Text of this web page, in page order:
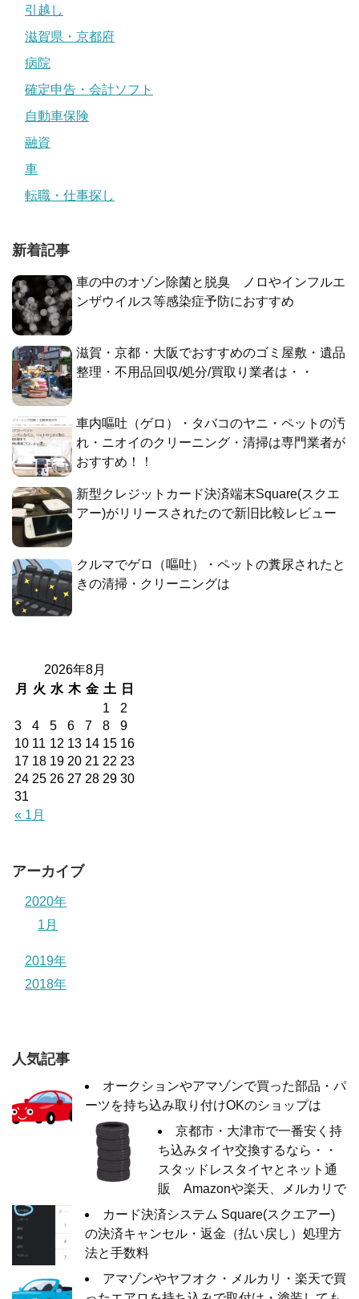
引越し
滋賀県・京都府
病院
確定申告・会計ソフト
自動車保険
融資
車
転職・仕事探し
新着記事
車の中のオゾン除菌と脱臭 ノロやインフルエ
ンザウイルス等感染症予防におすすめ
滋賀・京都・大阪でおすすめのゴミ屋敷・遺品
整理・不用品回収/処分/買取り業者は・・
車内嘔吐（ゲロ）・タバコのヤニ・ペットの汚
れ・ニオイのクリーニング・清掃は専門業者が
おすすめ！！
新型クレジットカード決済端末Square(スクエ
アー)がリリースされたので新旧比較レビュー
クルマでゲロ（嘔吐）・ペットの糞尿されたと
きの清掃・クリーニングは
2026年8月
月
火 水 木 金 土 日
« 1月
1
2
3
4 5 6 7 8
9
10 11 12 13 14 15 16
17 18 19 20 21 22 23
24 25 26 27 28 29 30
31
アーカイブ
2020年
1月
2019年
2018年
人気記事
オークションやアマゾンで買った部品・パ
ーツを持ち込み取り付けOKのショップは
京都市・大津市で一番安く持
ち込みタイヤ交換するなら・・
スタッドレスタイヤとネット通
販 Amazonや楽天、メルカリで
カード決済システム Square(スクエアー)
の決済キャンセル・返金（払い戻し）処理方
法と手数料
アマゾンやヤフオク・メルカリ・楽天で買